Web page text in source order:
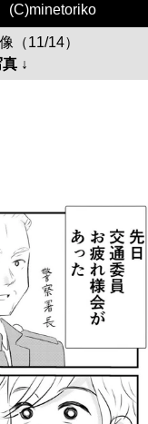
(C)minetoriko
（11/14）
↓